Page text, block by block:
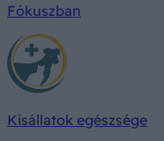
Fókuszban
Kisállatok egészsége